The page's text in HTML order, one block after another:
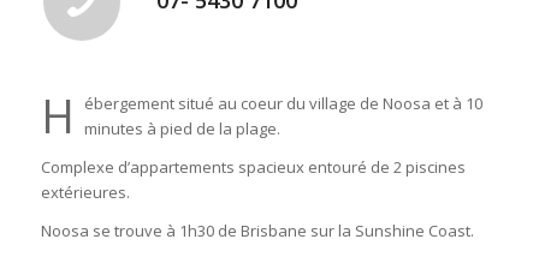
H
ébergement situé au coeur du village de Noosa et à 10
minutes à pied de la plage.
Complexe d’appartements spacieux entouré de 2 piscines
extérieures.
Noosa se trouve à 1h30 de Brisbane sur la Sunshine Coast.